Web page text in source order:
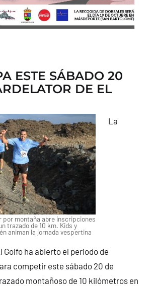
ESTE SÁBADO 20
DE EL
por montaña abre inscripciones
trazado de 10 km. Kids y
animan la jornada vespertina
La
Golfo ha abierto el periodo de
competir este sábado 20 de
montañoso de 10 kilómetros en